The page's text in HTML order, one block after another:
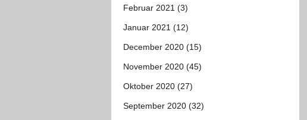
Februar 2021 (3)
Januar 2021 (12)
December 2020 (15)
November 2020 (45)
Oktober 2020 (27)
September 2020 (32)